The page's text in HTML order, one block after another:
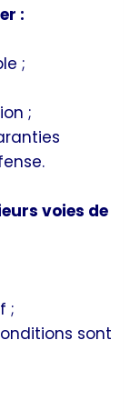
:
;
;
voies de
;
sont